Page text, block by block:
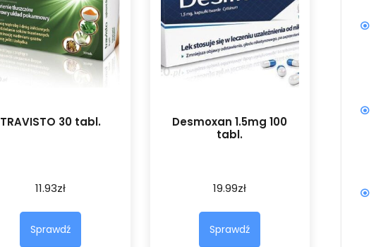
TRAVISTO 30 tabl.
11.93zł
Sprawdź
Desmoxan 1.5mg 100
tabl.
19.99zł
Sprawdź